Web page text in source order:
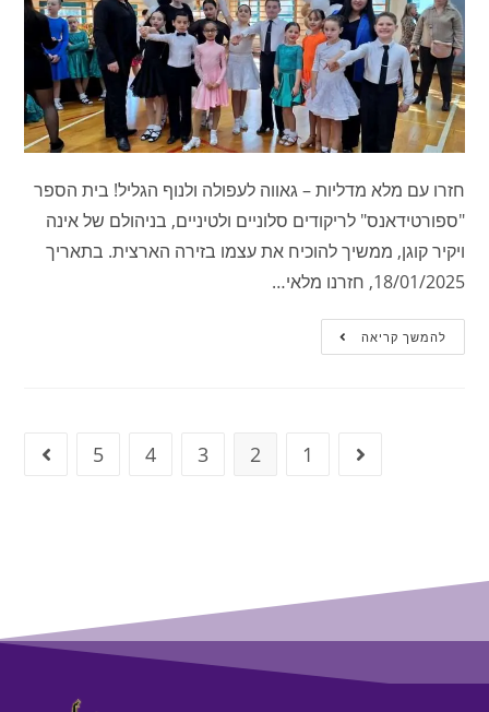
חזרו עם מלא מדליות – גאווה לעפולה ולנוף הגליל! בית הספר
"ספורטידאנס" לריקודים סלוניים ולטיניים, בניהולם של אינה
ויקיר קוגן, ממשיך להוכיח את עצמו בזירה הארצית. בתאריך
18/01/2025, חזרנו מלאי…
להמשך קריאה
1
2
3
4
5